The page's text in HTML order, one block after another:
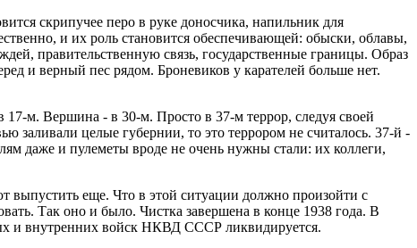
скрипучее перо в руке доносчика, напильник для
и их роль становится обеспечивающей: обыски, облавы,
правительственную связь, государственные границы. Образ
и верный пес рядом. Броневиков у карателей больше нет.
17-м. Вершина - в 30-м. Просто в 37-м террор, следуя своей
заливали целые губернии, то это террором не считалось. 37-й -
даже и пулеметы вроде не очень нужны стали: их коллеги,
выпустить еще. Что в этой ситуации должно произойти с
Так оно и было. Чистка завершена в конце 1938 года. В
и внутренних войск НКВД СССР ликвидируется.